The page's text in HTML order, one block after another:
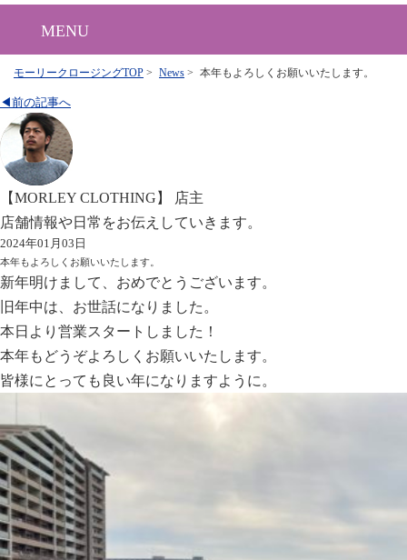
MENU
モーリークロージングTOP > News > 本年もよろしくお願いいたします。
◀前の記事へ
【MORLEY CLOTHING】 店主
店舗情報や日常をお伝えしていきます。
2024年01月03日
本年もよろしくお願いいたします。
新年明けまして、おめでとうございます。
旧年中は、お世話になりました。
本日より営業スタートしました！
本年もどうぞよろしくお願いいたします。
皆様にとっても良い年になりますように。